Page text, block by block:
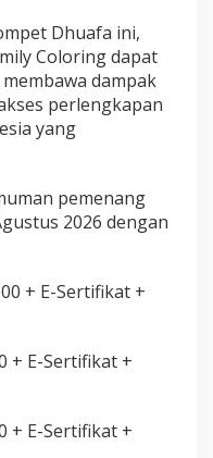
Dhuafa ini,
Coloring dapat
dampak
perlengkapan
yang
pemenang
2026 dengan
+ E-Sertifikat +
+ E-Sertifikat +
+ E-Sertifikat +